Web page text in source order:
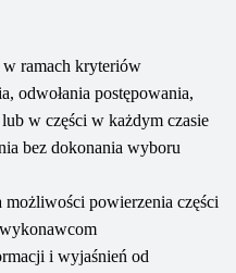
ramach kryteriów
odwołania postępowania,
w części w każdym czasie
bez dokonania wyboru
możliwości powierzenia części
i wyjaśnień od